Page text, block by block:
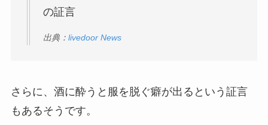
の証言
出典： livedoor News
さらに、酒に酔うと服を脱ぐ癖が出るという証言
もあるそうです。